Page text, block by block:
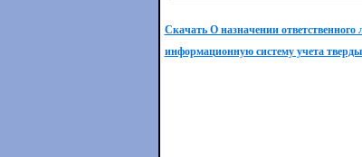
Скачать О назначении
информационную систему учета